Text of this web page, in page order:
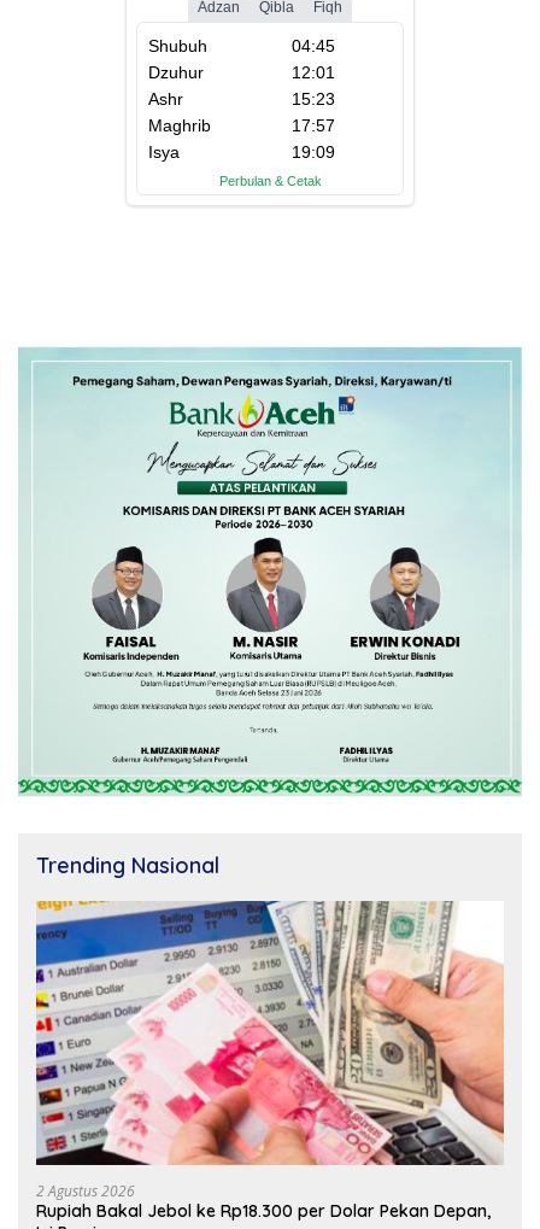
Trending Nasional
2 Agustus 2026
Rupiah Bakal Jebol ke Rp18.300 per Dolar Pekan Depan,